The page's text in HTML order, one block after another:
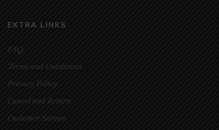
EXTRA LINKS
FAQ
Terms and Conditions
Privacy Policy
Cancel and Return
Customer Service